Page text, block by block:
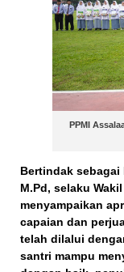
PPMI
Bertindak sebagai
M.Pd, selaku
menyampaikan
capaian dan
telah dilalui
santri mampu